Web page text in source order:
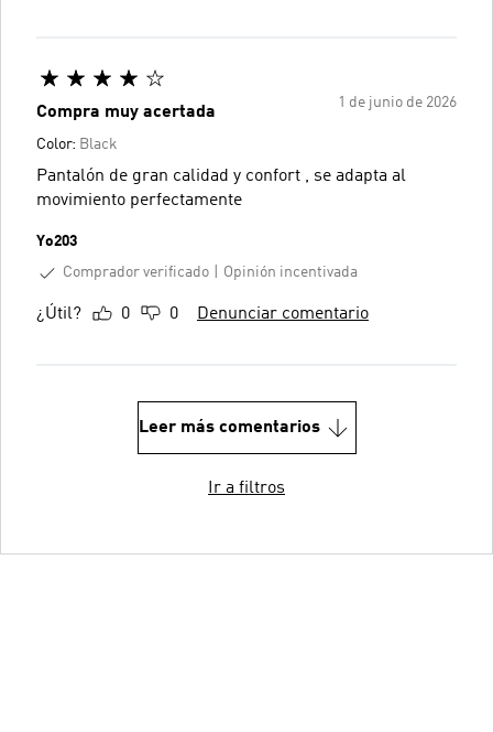
1 de junio de 2026
Compra muy acertada
Color: Black
Pantalón de gran calidad y confort , se adapta al
movimiento perfectamente
Yo203
Comprador verificado
Opinión incentivada
¿Útil? 0 0 Denunciar comentario
Leer más comentarios
Ir a filtros